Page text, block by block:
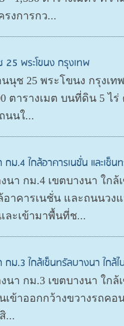
งการกว...
25 พระโขนง กรุงเทพ
นนุช 25 พระโขนง กรุงเ
ตารางเมต บนที่ดิน 5 ไ
นนใ...
กม.4 ใกล้อาคารเนชั่น และเซ็น
นา กม.4 เขตบางนา ใก
อาคารเนชั่น และถนนว
ละเข้ามาพื้นที่ช...
กม.3 ใกล้เซ็นทรัลบางนา ใกล้ไ
นา กม.3 เขตบางนา ใก
เข้าออกกว้างขวางรถคอ
...